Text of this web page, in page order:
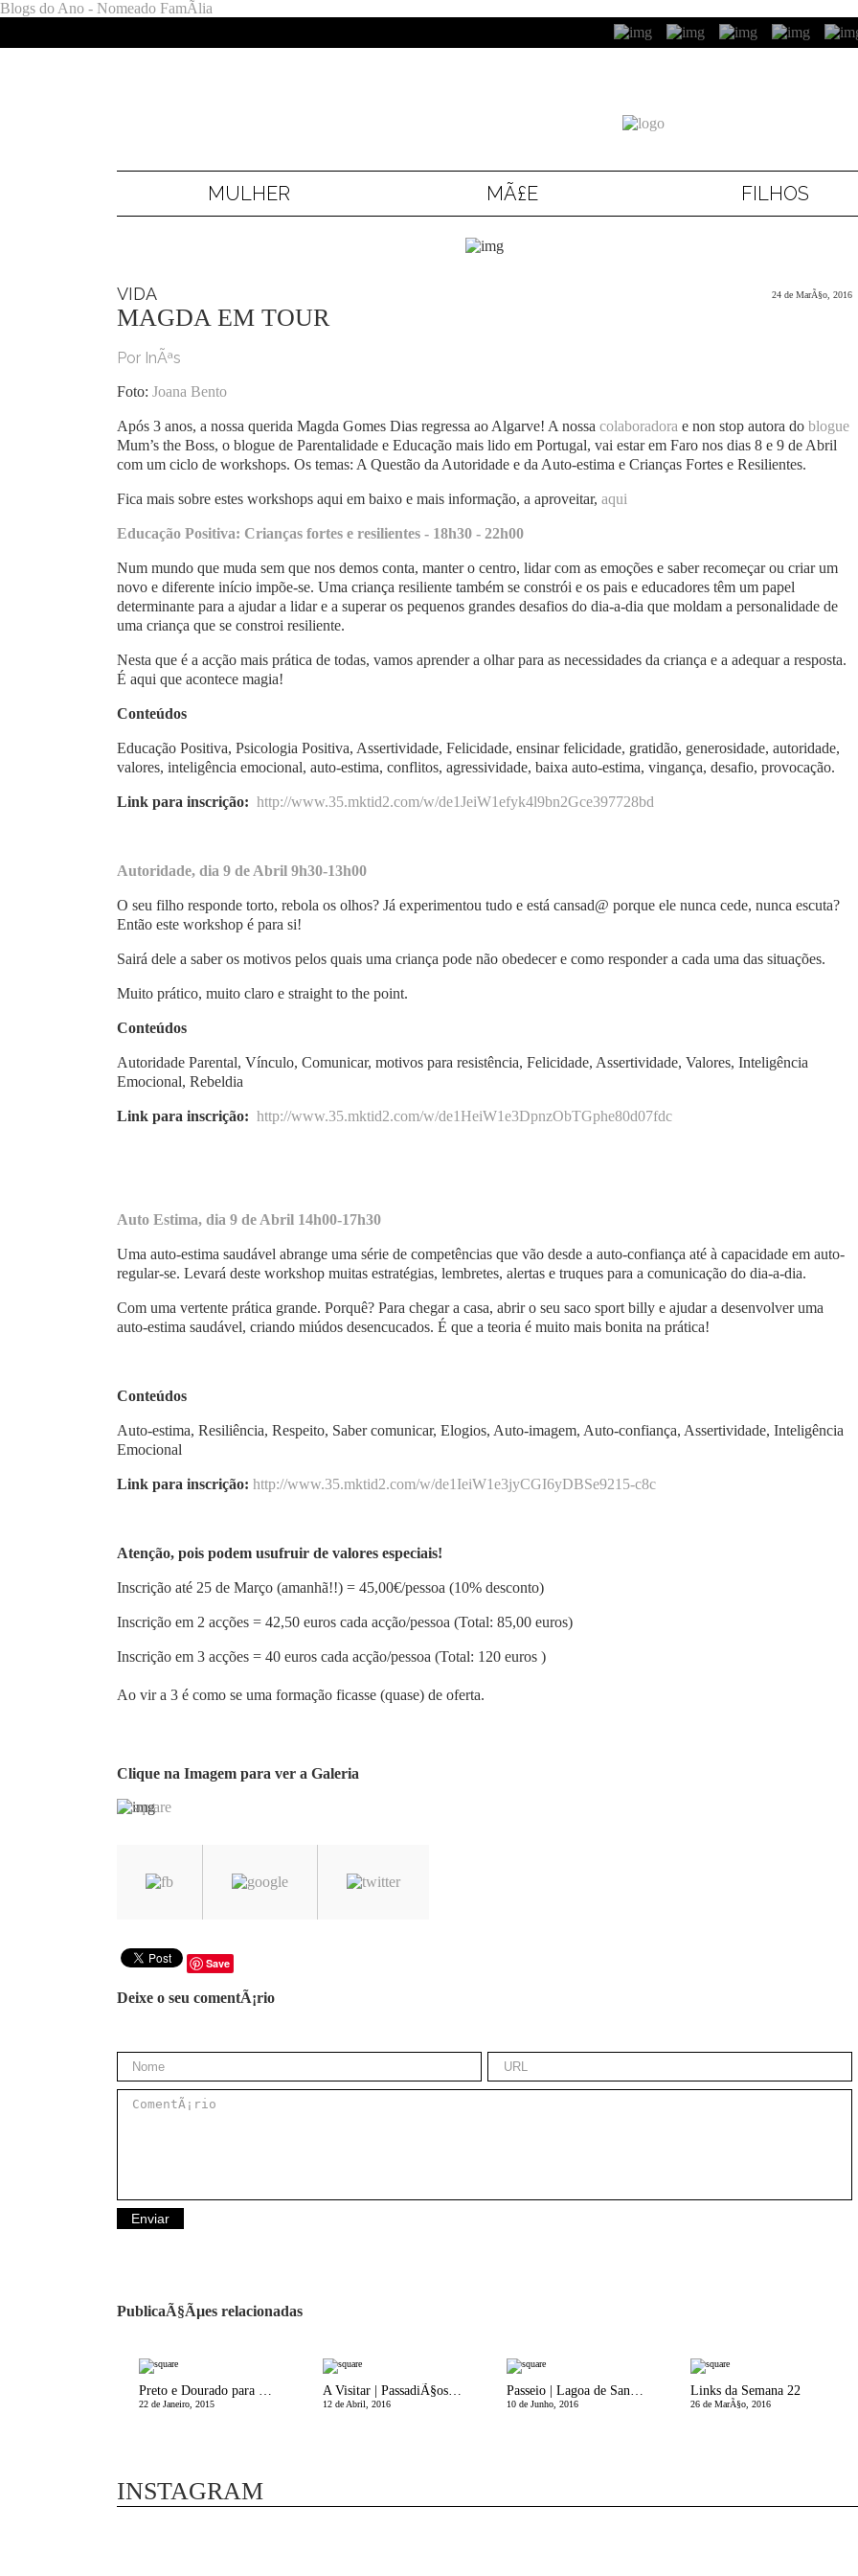
Blogs do Ano - Nomeado FamÃ­lia
MULHER MÃ£E FILHOS
VIDA 24 de MarÃ§o, 2016
MAGDA EM TOUR
Por InÃªs
Foto: Joana Bento
Após 3 anos, a nossa querida Magda Gomes Dias regressa ao Algarve! A nossa colaboradora e non stop autora do blogue
Mum’s the Boss, o blogue de Parentalidade e Educação mais lido em Portugal, vai estar em Faro nos dias 8 e 9 de Abril
com um ciclo de workshops. Os temas: A Questão da Autoridade e da Auto-estima e Crianças Fortes e Resilientes.
Fica mais sobre estes workshops aqui em baixo e mais informação, a aproveitar, aqui
Educação Positiva: Crianças fortes e resilientes - 18h30 - 22h00
Num mundo que muda sem que nos demos conta, manter o centro, lidar com as emoções e saber recomeçar ou criar um
novo e diferente início impõe-se. Uma criança resiliente também se constrói e os pais e educadores têm um papel
determinante para a ajudar a lidar e a superar os pequenos grandes desafios do dia-a-dia que moldam a personalidade de
uma criança que se constroi resiliente.
Nesta que é a acção mais prática de todas, vamos aprender a olhar para as necessidades da criança e a adequar a resposta.
É aqui que acontece magia!
Conteúdos
Educação Positiva, Psicologia Positiva, Assertividade, Felicidade, ensinar felicidade, gratidão, generosidade, autoridade,
valores, inteligência emocional, auto-estima, conflitos, agressividade, baixa auto-estima, vingança, desafio, provocação.
Link para inscrição: http://www.35.mktid2.com/w/de1JeiW1efyk4l9bn2Gce397728bd
Autoridade, dia 9 de Abril 9h30-13h00
O seu filho responde torto, rebola os olhos? Já experimentou tudo e está cansad@ porque ele nunca cede, nunca escuta?
Então este workshop é para si!
Sairá dele a saber os motivos pelos quais uma criança pode não obedecer e como responder a cada uma das situações.
Muito prático, muito claro e straight to the point.
Conteúdos
Autoridade Parental, Vínculo, Comunicar, motivos para resistência, Felicidade, Assertividade, Valores, Inteligência
Emocional, Rebeldia
Link para inscrição: http://www.35.mktid2.com/w/de1HeiW1e3DpnzObTGphe80d07fdc
Auto Estima, dia 9 de Abril 14h00-17h30
Uma auto-estima saudável abrange uma série de competências que vão desde a auto-confiança até à capacidade em auto-
regular-se. Levará deste workshop muitas estratégias, lembretes, alertas e truques para a comunicação do dia-a-dia.
Com uma vertente prática grande. Porquê? Para chegar a casa, abrir o seu saco sport billy e ajudar a desenvolver uma
auto-estima saudável, criando miúdos desencucados. É que a teoria é muito mais bonita na prática!
Conteúdos
Auto-estima, Resiliência, Respeito, Saber comunicar, Elogios, Auto-imagem, Auto-confiança, Assertividade, Inteligência
Emocional
Link para inscrição: http://www.35.mktid2.com/w/de1IeiW1e3jyCGI6yDBSe9215-c8c
Atenção, pois podem usufruir de valores especiais!
Inscrição até 25 de Março (amanhã!!) = 45,00€/pessoa (10% desconto)
Inscrição em 2 acções = 42,50 euros cada acção/pessoa (Total: 85,00 euros)
Inscrição em 3 acções = 40 euros cada acção/pessoa (Total: 120 euros )
Ao vir a 3 é como se uma formação ficasse (quase) de oferta.
Clique na Imagem para ver a Galeria
Save
Deixe o seu comentÃ¡rio
PublicaÃ§Ãµes relacionadas
22 de Janeiro, 2015 12 de Abril, 2016 10 de Junho, 2016
Links da Semana 22
26 de MarÃ§o, 2016
INSTAGRAM